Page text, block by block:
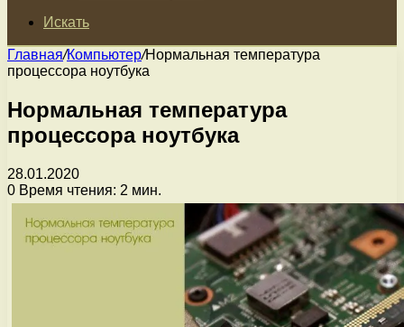
Искать
Главная/Компьютер/Нормальная температура
процессора ноутбука
Нормальная температура
процессора ноутбука
28.01.2020
0 Время чтения: 2 мин.